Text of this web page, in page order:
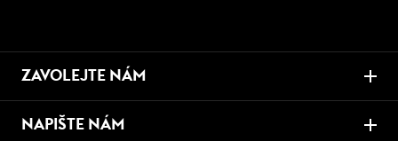
ZAVOLEJTE NÁM
NAPIŠTE NÁM